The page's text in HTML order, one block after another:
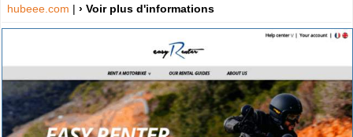
hubeee.com | › Voir plus d'informations